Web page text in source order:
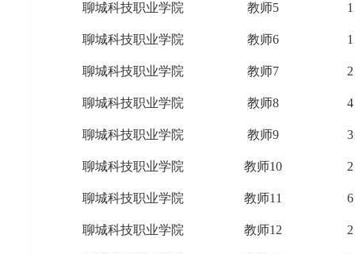
聊城科技职业学院 教师5 1
聊城科技职业学院 教师6 1
聊城科技职业学院 教师7 2
聊城科技职业学院 教师8 4
聊城科技职业学院 教师9 3
聊城科技职业学院 教师10 2
聊城科技职业学院 教师11 6
聊城科技职业学院 教师12 2